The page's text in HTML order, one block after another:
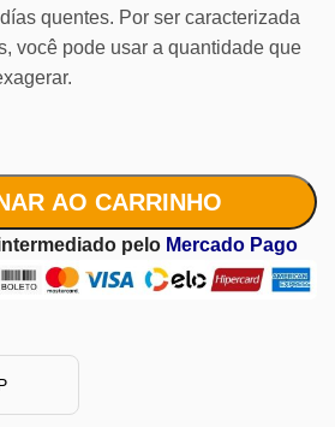
quentes. Por ser caracterizada
você pode usar a quantidade que
AO CARRINHO
pelo Mercado Pago